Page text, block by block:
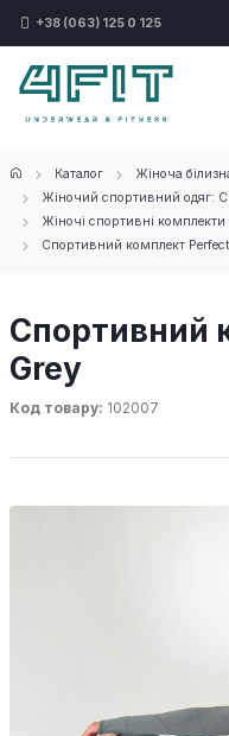
+38 (063) 125 0 125
Каталог
Жіноча
Жіночий спортивний одяг:
Жіночі спортивні
Спортивний комплект
Спортивний
Grey
Код товару: 102007